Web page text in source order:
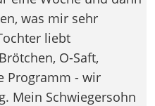
was mir sehr
liebt
O-Saft,
Programm - wir
Mein Schwiegersohn